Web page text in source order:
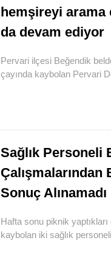
hemşireyi arama
da devam ediyor
Pervari ilçesi Beğendik
çayında kaybolan Pervari
Sağlık Personeli
Sonuç Alınamadı
Hafta sonu piknik
kaybolan iki sağlık